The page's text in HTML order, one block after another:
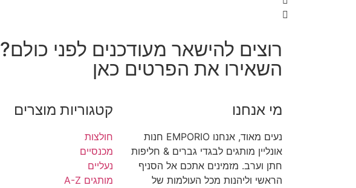
רוצים להישאר מעודכנים לפני כולם?
השאירו את הפרטים כאן
מי אנחנו
נעים מאוד, אנחנו EMPORIO חנות
אונליין מותגים לבגדי גברים & חליפות
חתן וערב. מזמינים אתכם אל הסניף
הראשי וליהנות מכל העולמות של
קטגוריות מוצרים
חולצות
מכנסיים
נעליים
מותגים A-Z